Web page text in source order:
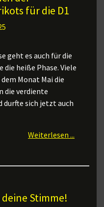
für die D1
geht es auch für die
heiße Phase. Viele
Monat Mai die
die verdiente
durfte sich jetzt auch
Weiterlesen ...
Stimme!